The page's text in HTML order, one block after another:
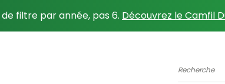
filtre par année, pas 6. Découvrez le Camfil
Recherche